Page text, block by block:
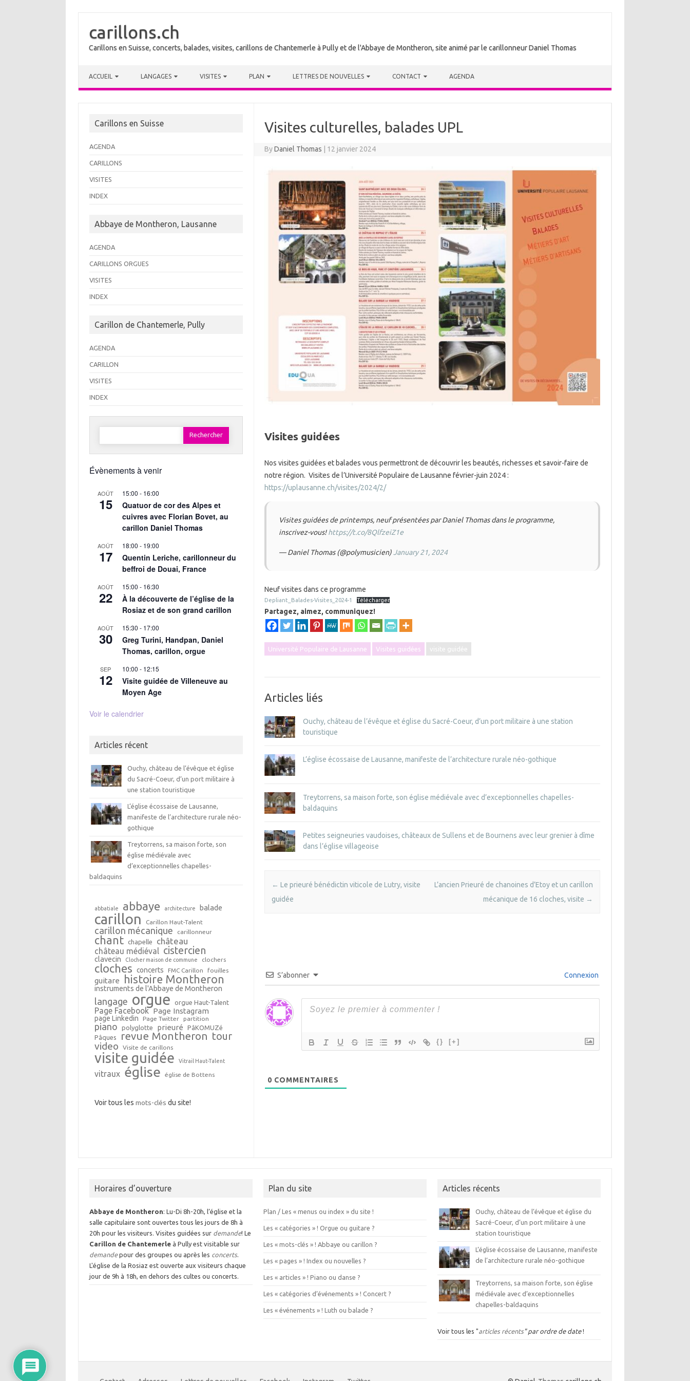
carillons.ch
Carillons en Suisse, concerts, balades, visites, carillons de Chantemerle à Pully et de l'Abbaye de Montheron, site animé par le carillonneur Daniel Thomas
ACCUEIL LANGAGES VISITES PLAN LETTRES DE NOUVELLES CONTACT AGENDA
Visites culturelles, balades UPL
ByDaniel Thomas 12 janvier 2024
Visites guidées
Nos visites guidées et balades vous permettront de découvrir les beautés, richesses et savoir-faire de
notre région. Visites de l’Université Populaire de Lausanne février-juin 2024 :
https://uplausanne.ch/visites/2024/2/
Visites guidées de printemps, neuf présentées par Daniel Thomas dans le programme,
inscrivez-vous!https://t.co/8QlfzeiZ1e
— Daniel Thomas (@polymusicien) January 21, 2024
Neuf visites dans ce programme
Depliant_Balades-Visites_2024-1 Télécharger
Partagez, aimez, communiquez!
Université Populaire de Lausanne Visites guidées visite guidée
Articles liés
Ouchy, château de l’évêque et église du Sacré-Coeur, d’un port militaire à une station
touristique
L’église écossaise de Lausanne, manifeste de l’architecture rurale néo-gothique
Treytorrens, sa maison forte, son église médiévale avec d’exceptionnelles chapelles-
baldaquins
Petites seigneuries vaudoises, châteaux de Sullens et de Bournens avec leur grenier à dîme
dans l’église villageoise
Post navigation
← Le prieuré bénédictin viticole de Lutry, visite
guidée
L’ancien Prieuré de chanoines d’Etoy et un carillon
mécanique de 16 cloches, visite →
S’abonner Connexion
{} [+]
0 COMMENTAIRES
Carillons en Suisse
AGENDA
CARILLONS
VISITES
INDEX
Abbaye de Montheron, Lausanne
AGENDA
CARILLONS ORGUES
VISITES
INDEX
Carillon de Chantemerle, Pully
AGENDA
CARILLON
VISITES
INDEX
Rechercher :
Évènements à venir
AOÛT
15
15:00 - 16:00
Quatuor de cor des Alpes et
cuivres avec Florian Bovet, au
carillon Daniel Thomas
AOÛT
17
18:00 - 19:00
Quentin Leriche, carillonneur du
beffroi de Douai, France
AOÛT
22
15:00 - 16:30
À la découverte de l’église de la
Rosiaz et de son grand carillon
AOÛT
30
15:30 - 17:00
Greg Turini, Handpan, Daniel
Thomas, carillon, orgue
SEP
12
10:00 - 12:15
Visite guidée de Villeneuve au
Moyen Age
Voir le calendrier
Articles récent
Ouchy, château de l’évêque et église
du Sacré-Coeur, d’un port militaire à
une station touristique
L’église écossaise de Lausanne,
manifeste de l’architecture rurale néo-
gothique
Treytorrens, sa maison forte, son
église médiévale avec
d’exceptionnelles chapelles-
baldaquins
abbatiale abbaye architecture balade
carillon Carillon Haut-Talent
carillon mécanique carillonneur
chant chapelle château
château médiéval cistercien
clavecin Clocher maison de commune clochers
cloches concerts FMC Carillon fouilles
guitare histoire Montheron
instruments de l'Abbaye de Montheron
langage orgue orgue Haut-Talent
Page Facebook Page Instagram
page Linkedin Page Twitter partition
piano polyglotte prieuré
PâKOMUZé
Pâques
revue Montheron tour
video Visite de carillons
visite guidée Vitrail Haut-Talent
vitraux église église de Bottens
Voir tous les mots-clés du site!
Horaires d’ouverture
Abbaye de Montheron: Lu-Di 8h-20h, l’église et la
salle capitulaire sont ouvertes tous les jours de 8h à
20h pour les visiteurs. Visites guidées sur demande! Le
Carillon de Chantemerleà Pully est visitable sur
demandepour des groupes ou après les concerts.
L'église de la Rosiaz est ouverte aux visiteurs chaque
jour de 9h à 18h, en dehors des cultes ou concerts.
Plan du site
Plan / Les « menus ou index » du site !
Les « catégories » ! Orgue ou guitare ?
Les « mots-clés » ! Abbaye ou carillon ?
Les « pages » ! Index ou nouvelles ?
Les « articles » ! Piano ou danse ?
Les « catégories d’événements » ! Concert ?
Les « événements » ! Luth ou balade ?
Articles récents
Ouchy, château de l’évêque et église du
Sacré-Coeur, d’un port militaire à une
station touristique
L’église écossaise de Lausanne, manifeste
de l’architecture rurale néo-gothique
Treytorrens, sa maison forte, son église
médiévale avec d’exceptionnelles
chapelles-baldaquins
Voir tous les "articles récents" par ordre de date!